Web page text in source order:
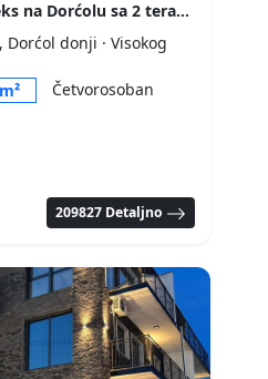
Četvorosoban dupleks na Dorćolu sa 2 terase, 192m2
Dorćol donji · Visokog
Četvorosoban
209827 Detaljno